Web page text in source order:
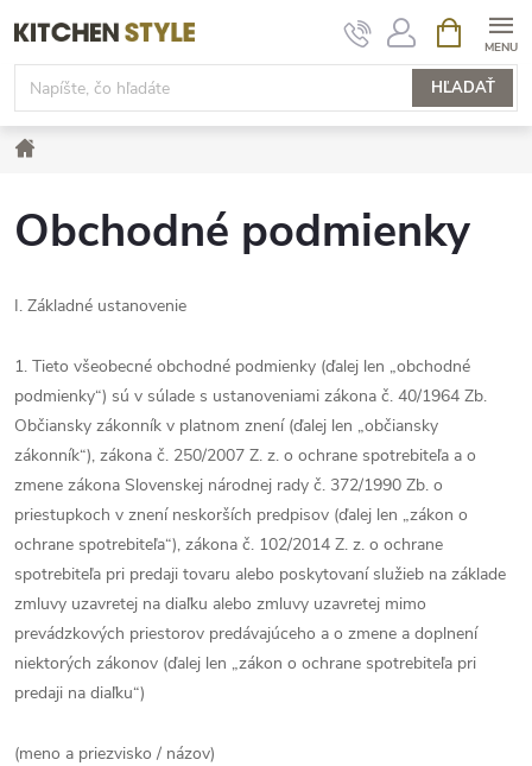
na
obsah
HĽADAŤ
KOŠÍK
Obchodné podmienky
I. Základné ustanovenie
1. Tieto všeobecné obchodné podmienky (ďalej len „obchodné
podmienky“) sú v súlade s ustanoveniami zákona č. 40/1964 Zb.
Občiansky zákonník v platnom znení (ďalej len „občiansky
zákonník“), zákona č. 250/2007 Z. z. o ochrane spotrebiteľa a o
zmene zákona Slovenskej národnej rady č. 372/1990 Zb. o
priestupkoch v znení neskorších predpisov (ďalej len „zákon o
ochrane spotrebiteľa“), zákona č. 102/2014 Z. z. o ochrane
spotrebiteľa pri predaji tovaru alebo poskytovaní služieb na základe
zmluvy uzavretej na diaľku alebo zmluvy uzavretej mimo
prevádzkových priestorov predávajúceho a o zmene a doplnení
niektorých zákonov (ďalej len „zákon o ochrane spotrebiteľa pri
predaji na diaľku“)
(meno a priezvisko / názov)